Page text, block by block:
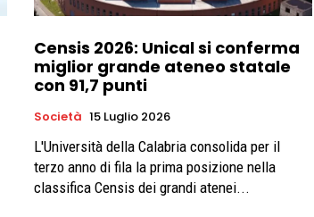
Censis 2026: Unical si conferma
miglior grande ateneo statale
con 91,7 punti
Società 15 Luglio 2026
L'Università della Calabria consolida per il
terzo anno di fila la prima posizione nella
classifica Censis dei grandi atenei...